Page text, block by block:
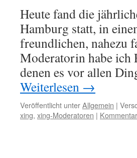
Heute fand die
Hamburg statt, in
freundlichen, nahezu
Moderatorin habe ich
denen es vor allen
Weiterlesen →
Veröffentlicht unterAllgemein |
xing, xing-Moderatoren |